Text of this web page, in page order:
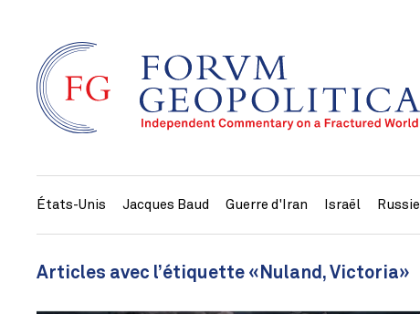
États-Unis Jacques Baud Guerre d'Iran Israël Russie
Articles avec l’étiquette «Nuland, Victoria»